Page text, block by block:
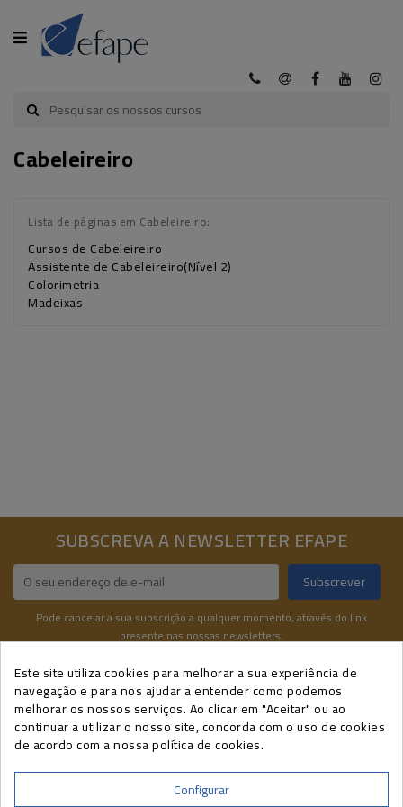
CATEGORIA
INÍCIO
EFAPE
CURSOS
EFAPE
Cabeleireiro
Lista de páginas em Cabeleireiro:
Cursos de Cabeleireiro
Assistente de Cabeleireiro(Nível 2)
Colorimetria
Madeixas
SUBSCREVA A NEWSLETTER EFAPE
Pode cancelar a sua subscrição a qualquer momento, através do link
presente nas nossas newsletters.
INFORMAÇÕES DE CONTATO
A SUA CONTA
CURSOS EFAPE
INFORMAÇÃO
Este site utiliza cookies para melhorar a sua experiência de
navegação e para nos ajudar a entender como podemos
melhorar os nossos serviços. Ao clicar em "Aceitar" ou ao
continuar a utilizar o nosso site, concorda com o uso de cookies
de acordo com a nossa política de cookies.
Configurar